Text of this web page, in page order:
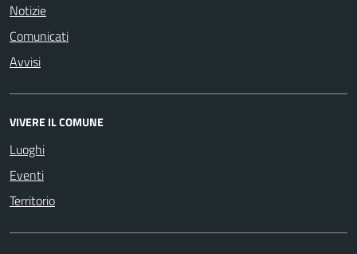
Notizie
Comunicati
Avvisi
VIVERE IL COMUNE
Luoghi
Eventi
Territorio